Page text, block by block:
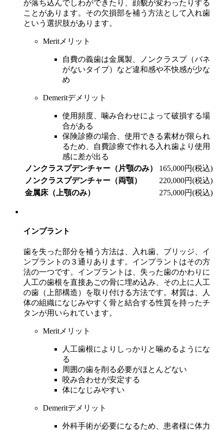
が落ち込んでしわができたり、顔貌が変わったりする
ことがあります。その欠損部を補う方法として入れ歯
という選択肢があります。
Merit メリット
自費の義歯は金属製、ノンクラスプ（バネ
がないタイプ）など違和感や不快感が少な
め
Demeritデメリット
使用頻度、噛み合わせによって破損する場
合がある
保険診療の場合、使用できる素材が限られ
るため、自費診療で作れる入れ歯より使用
感に差が出る
ノンクラスプデンチャー（片顎のみ）
165,000円(税込)
ノンクラスプデンチャー（両顎）
220,000円(税込)
金属床（上顎のみ）
275,000円(税込)
インプラント
歯を失った部分を補う方法は、入れ歯、ブリッジ、イ
ンプラントの３通りあります。インプラントはその方
法の一つです。インプラントは、失った歯のかわりに
人工の歯根を直接あごの骨に埋め込み、その上に人工
の歯（上部構造）を取り付ける方法です。材質は、人
体の組織になじみやすく骨と結合する性質を持ったチ
タンが用いられています。
Merit メリット
人工歯根によりしっかりと噛めるようにな
る
周囲の歯を削る必要がほとんどない
咬み合わせが安定する
体になじみやすい
Demeritデメリット
外科手術が必要になるため、患者様に体力